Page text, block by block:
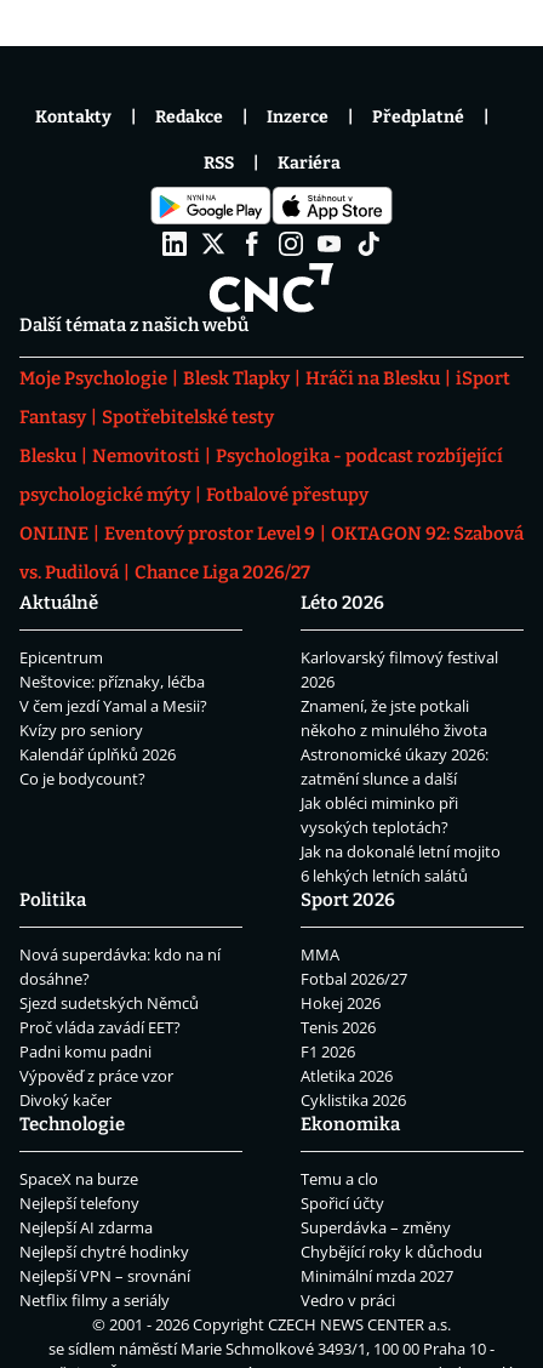
Další témata z našich webů
Moje Psychologie Blesk Tlapky Hráči na Blesku
iSport
Fantasy
Spotřebitelské testy
Blesku
Nemovitosti
Psychologika - podcast rozbíjející
psychologické mýty
Fotbalové přestupy
ONLINE
Eventový prostor Level 9
OKTAGON 92: Szabová
vs. Pudilová
Chance Liga 2026/27
Aktuálně
Epicentrum
Neštovice: příznaky, léčba
V čem jezdí Yamal a Mesii?
Kvízy pro seniory
Kalendář úplňků 2026
Co je bodycount?
Léto 2026
Karlovarský filmový festival
2026
Znamení, že jste potkali
někoho z minulého života
Astronomické úkazy 2026:
zatmění slunce a další
Jak obléci miminko při
vysokých teplotách?
Jak na dokonalé letní mojito
6 lehkých letních salátů
Politika
Nová superdávka: kdo na ní
dosáhne?
Sjezd sudetských Němců
Proč vláda zavádí EET?
Padni komu padni
Výpověď z práce vzor
Divoký kačer
Sport 2026
MMA
Fotbal 2026/27
Hokej 2026
Tenis 2026
F1 2026
Atletika 2026
Cyklistika 2026
Technologie
SpaceX na burze
Nejlepší telefony
Nejlepší AI zdarma
Nejlepší chytré hodinky
Nejlepší VPN – srovnání
Netflix filmy a seriály
Ekonomika
Temu a clo
Spořicí účty
Superdávka – změny
Chybějící roky k důchodu
Minimální mzda 2027
Vedro v práci
Kontakty Redakce Inzerce Předplatné
RSS Kariéra
© 2001 - 2026 CopyrightCZECH NEWS CENTER a.s.
se sídlem náměstí Marie Schmolkové 3493/1, 100 00 Praha 10 -